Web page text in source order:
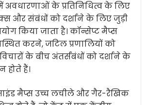
अवधारणाओं के प्रतिनिधित्व के लिए
और संबंधों को दर्शाने के लिए जुड़ी
किया जाता है। कॉन्सेप्ट मैप्स
करने, जटिल प्रणालियों को
के बीच अंतर्संबंधों को दर्शाने के
होते हैं।
मैप्स उच्च लचीले और गैर-रैखिक